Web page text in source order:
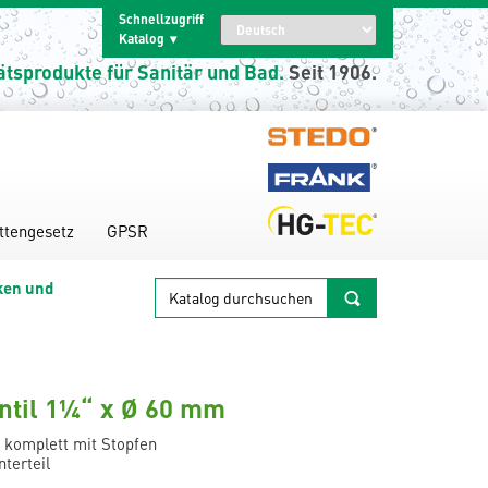
Schnellzugriff
Katalog
für Sanitär und Bad.Seit 1906.
GPSR
und Katalog
durchsuchen
1¼“ x Ø 60 mm
komplett mit Stopfen